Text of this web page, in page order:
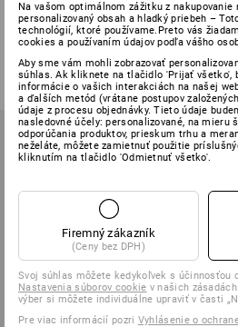
Šortky s viacerými vreckami
e.s.ambition
1 farba
51,54 €27,05 €
(v. DPH)
od
(v.
Na vašom optimálnom zážitku z nakupovanie
personalizovaný obsah a hladký priebeh –
technológií, ktoré používame.Preto vás
cookies a používaním údajov podľa vášho
Aby sme vám mohli zobrazovať
súhlas. Ak kliknete na tlačidlo 'Prijať všetko',
informácie o vašich interakciách na našej
a ďalších metód (vrátane postupov
údaje z procesu objednávky. Tieto údaje
nasledovné účely: personalizované, na mieru
odporúčania produktov, prieskum trhu a
neželáte, môžete zamietnuť použitie
kliknutím na tlačidlo 'Odmietnuť všetko'.
Firemný zákazník
(Ceny bez DPH)
Svoj súhlas môžete kedykoľvek s účinnosťou
Nastavenia súborov cookie v našich
výber si môžete individuálne upraviť v časti
Pre viac informácií pozri Vyhlásenie o